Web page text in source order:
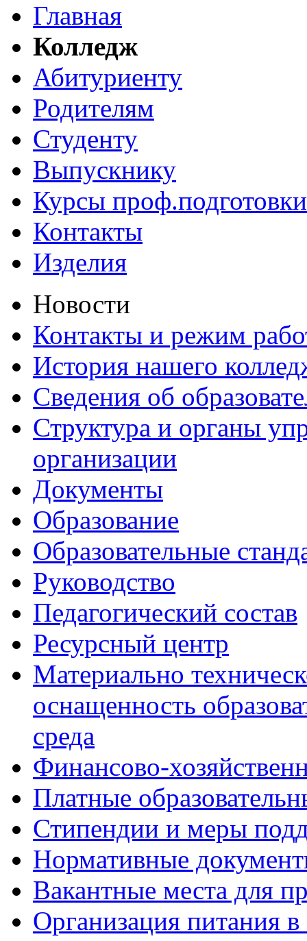
Главная
Колледж
Абитуриенту
Родителям
Студенту
Выпускнику
Курсы проф.подготовки
Контакты
Изделия
Новости
Контакты и режим
История нашего
Сведения об
Структура и органы
организации
Документы
Образование
Образовательные
Руководство
Педагогический состав
Ресурсный центр
Материально
оснащенность
среда
Финансово-
Платные
Стипендии и меры
Нормативные
Вакантные места для
Организация питания в